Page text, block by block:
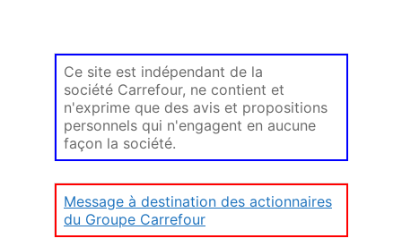
Ce site est indépendant de la
société Carrefour, ne contient et
n'exprime que des avis et propositions
personnels qui n'engagent en aucune
façon la société.
Message à destination des actionnaires
du Groupe Carrefour